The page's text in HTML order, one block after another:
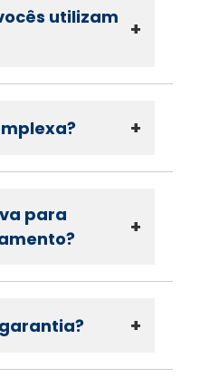
utilizam
+
+
para
+
+